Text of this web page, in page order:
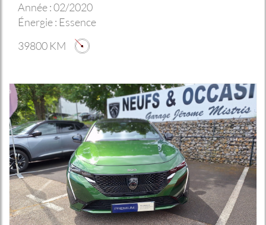
Année :02/2020
Énergie : Essence
39800 KM